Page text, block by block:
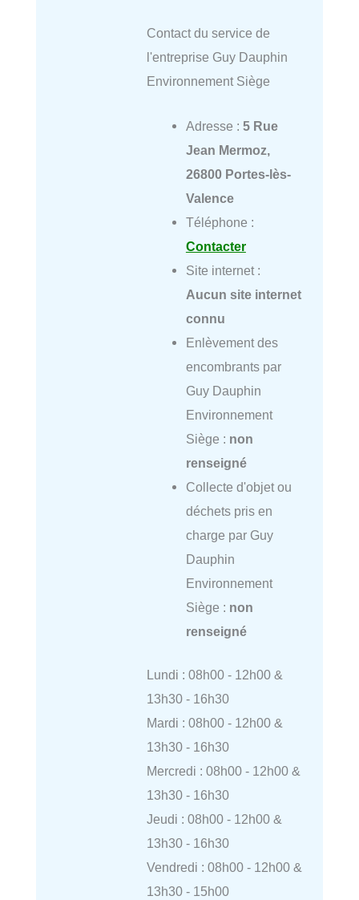
Contact du service de
l'entreprise Guy Dauphin
Environnement Siège
Adresse : 5 Rue
Jean Mermoz,
26800 Portes-lès-
Valence
Téléphone :
Contacter
Site internet :
Aucun site internet
connu
Enlèvement des
encombrants par
Guy Dauphin
Environnement
Siège : non
renseigné
Collecte d'objet ou
déchets pris en
charge par Guy
Dauphin
Environnement
Siège : non
renseigné
Lundi : 08h00 - 12h00 &
13h30 - 16h30
Mardi : 08h00 - 12h00 &
13h30 - 16h30
Mercredi : 08h00 - 12h00 &
13h30 - 16h30
Jeudi : 08h00 - 12h00 &
13h30 - 16h30
Vendredi : 08h00 - 12h00 &
13h30 - 15h00